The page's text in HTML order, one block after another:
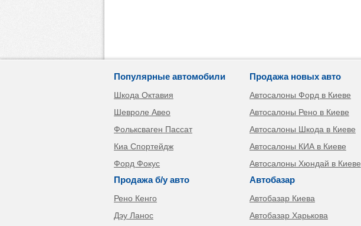
Популярные автомобили
Шкода Октавия
Шевроле Авео
Фольксваген Пассат
Киа Спортейдж
Форд Фокус
Продажа б/у авто
Рено Кенго
Дэу Ланос
Продажа новых авто
Автосалоны Форд в Киеве
Автосалоны Рено в Киеве
Автосалоны Шкода в Киеве
Автосалоны КИА в Киеве
Автосалоны Хюндай в Киеве
Автобазар
Автобазар Киева
Автобазар Харькова